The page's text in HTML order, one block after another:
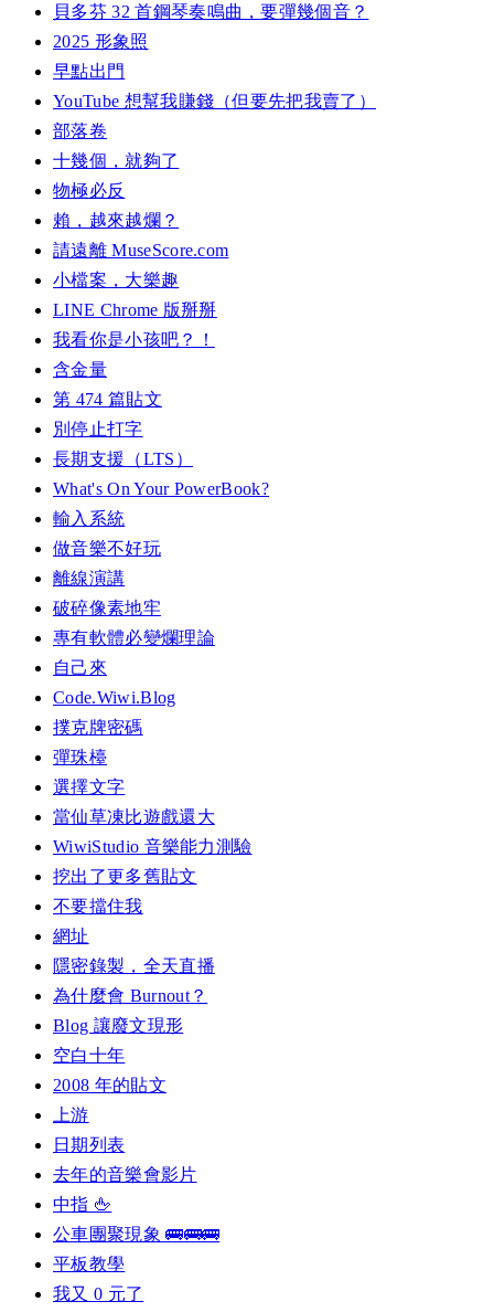
貝多芬 32 首鋼琴奏鳴曲，要彈幾個音？
2025 形象照
早點出門
YouTube 想幫我賺錢（但要先把我賣了）
部落卷
十幾個，就夠了
物極必反
賴，越來越爛？
請遠離 MuseScore.com
小檔案，大樂趣
LINE Chrome 版掰掰
我看你是小孩吧？！
含金量
第 474 篇貼文
別停止打字
長期支援（LTS）
What's On Your PowerBook?
輸入系統
做音樂不好玩
離線演講
破碎像素地牢
專有軟體必變爛理論
自己來
Code.Wiwi.Blog
撲克牌密碼
彈珠檯
選擇文字
當仙草凍比遊戲還大
WiwiStudio 音樂能力測驗
挖出了更多舊貼文
不要擋住我
網址
隱密錄製，全天直播
為什麼會 Burnout？
Blog 讓廢文現形
空白十年
2008 年的貼文
上游
日期列表
去年的音樂會影片
中指 🖕
公車團聚現象 🚌🚌🚌
平板教學
我又 0 元了